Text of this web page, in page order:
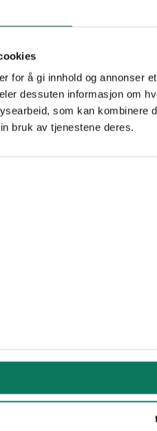
for å gi innhold og annonser
dessuten informasjon om
som kan
bruk av tjenestene deres.